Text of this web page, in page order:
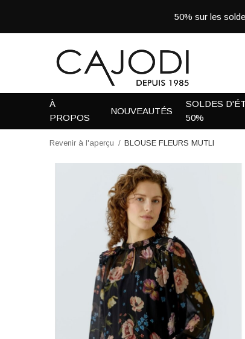
À
PROPOS
NOUVEAUTÉS
SOLDES
50%
50% sur les
Revenir à l'aperçu BLOUSE FLEURS MUTLI